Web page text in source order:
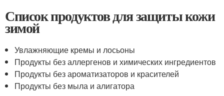
Список продуктов для защиты кожи
зимой
Увлажняющие кремы и лосьоны
Продукты без аллергенов и химических ингредиентов
Продукты без ароматизаторов и красителей
Продукты без мыла и алигатора